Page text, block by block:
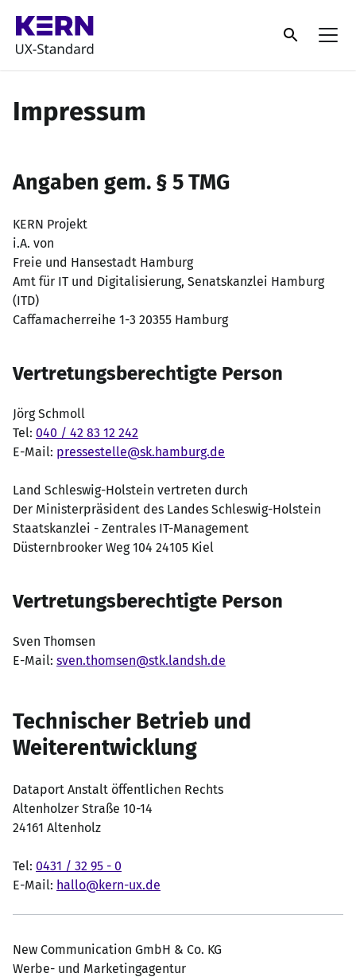
Impressum
Angaben gem. § 5 TMG
KERN Projekt
i.A. von
Freie und Hansestadt Hamburg
Amt für IT und Digitalisierung, Senatskanzlei Hamburg
(ITD)
Caffamacherreihe 1-3 20355 Hamburg
Vertretungsberechtigte Person
Jörg Schmoll
Tel: 040 / 42 83 12 242
E-Mail: pressestelle@sk.hamburg.de
Land Schleswig-Holstein vertreten durch
Der Ministerpräsident des Landes Schleswig-Holstein
Staatskanzlei - Zentrales IT-Management
Düsternbrooker Weg 104 24105 Kiel
Vertretungsberechtigte Person
Sven Thomsen
E-Mail: sven.thomsen@stk.landsh.de
Technischer Betrieb und
Weiterentwicklung
Dataport Anstalt öffentlichen Rechts
Altenholzer Straße 10-14
24161 Altenholz
Tel: 0431 / 32 95 - 0
E-Mail: hallo@kern-ux.de
New Communication GmbH & Co. KG
Werbe- und Marketingagentur